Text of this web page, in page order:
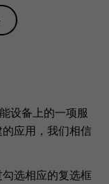
设备上的一项服
应用，我们相信
选相应的复选框